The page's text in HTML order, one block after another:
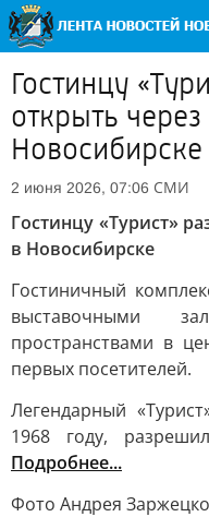
Гостинцу
открыть
Новосибирске
2 июня 2026, 07:06 СМИ
Гостинцу «Турист»
в Новосибирске
Гостиничный
выставочными
пространствами в
первых посетителей.
Легендарный
1968 году,
Подробнее...
Фото Андрея